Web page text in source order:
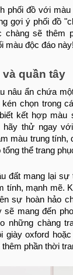
phối đồ với
gợi ý phối đồ
chàng sẽ thêm
màu độc đáo này!
quần tây
nâu ẩn chứa
chọn trong
kết hợp màu
hãy thử ngay với
màu trung tính,
thể trang
đất mang lại sự
tính, mạnh mẽ.
sự hoàn hảo
sẽ mang đến
những chàng
giày oxford
thêm phần thời